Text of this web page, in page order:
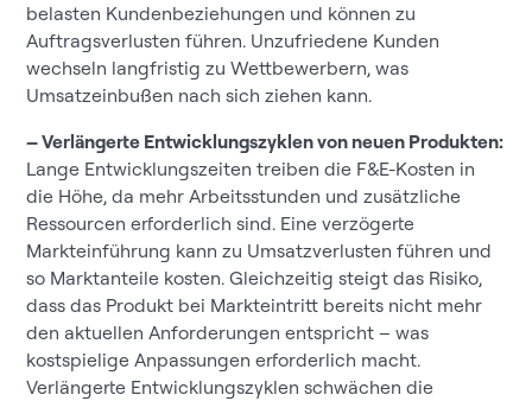
belasten Kundenbeziehungen und können zu
Auftragsverlusten führen. Unzufriedene Kunden
wechseln langfristig zu Wettbewerbern, was
Umsatzeinbußen nach sich ziehen kann.
– Verlängerte Entwicklungszyklen von neuen Produkten:
Lange Entwicklungszeiten treiben die F&E-Kosten in
die Höhe, da mehr Arbeitsstunden und zusätzliche
Ressourcen erforderlich sind. Eine verzögerte
Markteinführung kann zu Umsatzverlusten führen und
so Marktanteile kosten. Gleichzeitig steigt das Risiko,
dass das Produkt bei Markteintritt bereits nicht mehr
den aktuellen Anforderungen entspricht – was
kostspielige Anpassungen erforderlich macht.
Verlängerte Entwicklungszyklen schwächen die